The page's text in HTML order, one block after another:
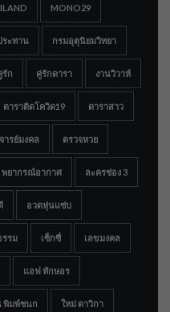
MONO29
ระทาน กรมอุตุนิยมวิทยา
รัก คู่รักดารา งานวิวาห์
ดาราติดโควิด19 ดาราสาว
ารย์มงคล ตรวจหวย
พยากรณ์อากาศ ละครช่อง 3
อวดหุ่นแซ่บ
รรม เซ็กซี่ เลขมงคล
แอฟ ทักษอร
พิมพ์ชนก ใหม่ ดาวิกา